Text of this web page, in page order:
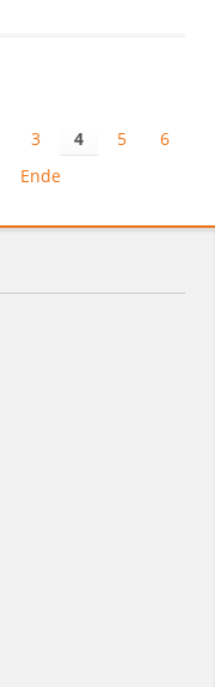
3 4 5
6
Ende